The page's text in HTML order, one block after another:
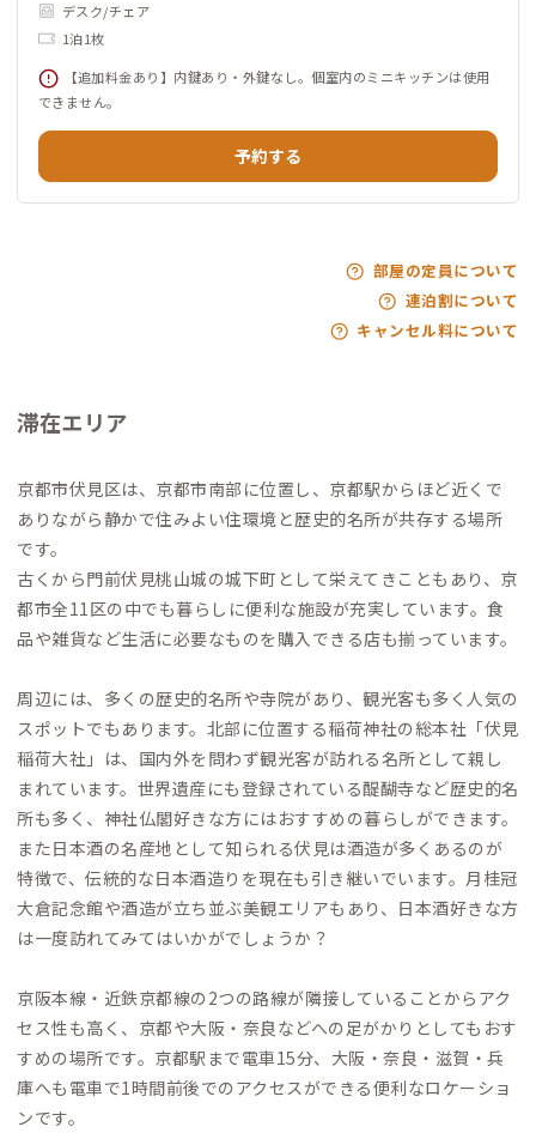
デスク/チェア
1泊1枚
【追加料金あり】内鍵あり・外鍵なし。個室内のミニキッチンは使用
できません。
予約する
部屋の定員について
連泊割について
キャンセル料について
滞在エリア
京都市伏見区は、京都市南部に位置し、京都駅からほど近くで
ありながら静かで住みよい住環境と歴史的名所が共存する場所
です。
古くから門前伏見桃山城の城下町として栄えてきこともあり、京
都市全11区の中でも暮らしに便利な施設が充実しています。食
品や雑貨など生活に必要なものを購入できる店も揃っています。
周辺には、多くの歴史的名所や寺院があり、観光客も多く人気の
スポットでもあります。北部に位置する稲荷神社の総本社「伏見
稲荷大社」は、国内外を問わず観光客が訪れる名所として親し
まれています。世界遺産にも登録されている醍醐寺など歴史的名
所も多く、神社仏閣好きな方にはおすすめの暮らしができます。
また日本酒の名産地として知られる伏見は酒造が多くあるのが
特徴で、伝統的な日本酒造りを現在も引き継いでいます。月桂冠
大倉記念館や酒造が立ち並ぶ美観エリアもあり、日本酒好きな方
は一度訪れてみてはいかがでしょうか？
京阪本線・近鉄京都線の2つの路線が隣接していることからアク
セス性も高く、京都や大阪・奈良などへの足がかりとしてもおす
すめの場所です。京都駅まで電車15分、大阪・奈良・滋賀・兵
庫へも電車で1時間前後でのアクセスができる便利なロケーショ
ンです。